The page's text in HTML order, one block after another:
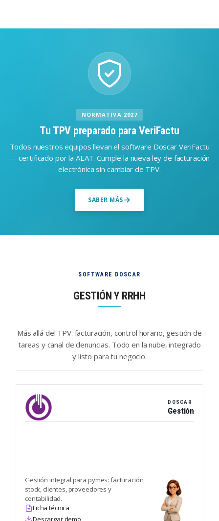
NORMATIVA 2027
Tu TPV preparado para VeriFactu
Todos nuestros equipos llevan el software Doscar VeriFactu
— certificado por la AEAT. Cumple la nueva ley de facturación
electrónica sin cambiar de TPV.
SABER MÁS
SOFTWARE DOSCAR
GESTIÓN Y RRHH
Más allá del TPV: facturación, control horario, gestión de
tareas y canal de denuncias. Todo en la nube, integrado
y listo para tu negocio.
DOSCAR
Gestión
Gestión integral para pymes: facturación,
stock, clientes, proveedores y
contabilidad.
Ficha técnica
Descargar demo